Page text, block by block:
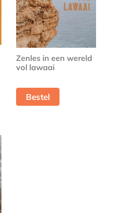
Zenles in een wereld
vol lawaai
Bestel